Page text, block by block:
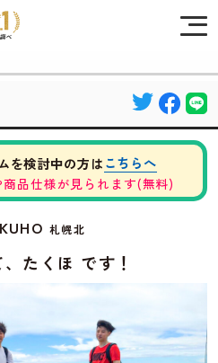
を検討中の方はこちらへ
品仕様が見られます(無料)
札幌北
たくほ です！
してもよろしいですか? 当社ではお客様の
。詳細について、およびご質問がある場合
ポリシーをご覧ください。